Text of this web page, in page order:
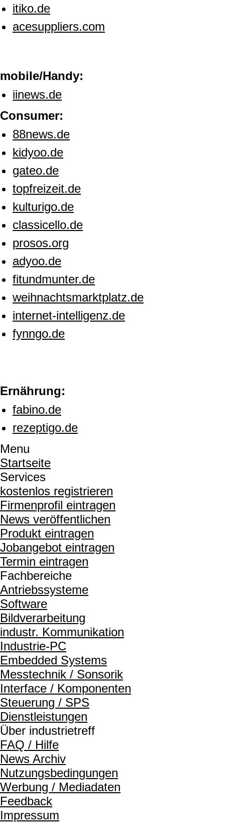
itiko.de
acesuppliers.com
mobile/Handy:
iinews.de
Consumer:
88news.de
kidyoo.de
gateo.de
topfreizeit.de
kulturigo.de
classicello.de
prosos.org
adyoo.de
fitundmunter.de
weihnachtsmarktplatz.de
internet-intelligenz.de
fynngo.de
Ernährung:
fabino.de
rezeptigo.de
Menu
Startseite
Services
kostenlos registrieren
Firmenprofil eintragen
News veröffentlichen
Produkt eintragen
Jobangebot eintragen
Termin eintragen
Fachbereiche
Antriebssysteme
Software
Bildverarbeitung
industr. Kommunikation
Industrie-PC
Embedded Systems
Messtechnik / Sonsorik
Interface / Komponenten
Steuerung / SPS
Dienstleistungen
Über industrietreff
FAQ / Hilfe
News Archiv
Nutzungsbedingungen
Werbung / Mediadaten
Feedback
Impressum